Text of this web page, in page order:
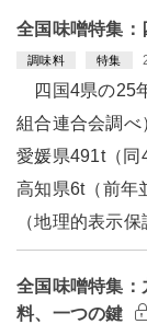
全国味噌特集：
調味料 特集
四国4県の25
組合連合会調べ
愛媛県491t（同
高知県6t（前年
（地理的表示
全国味噌特集：
料、一つの鍵